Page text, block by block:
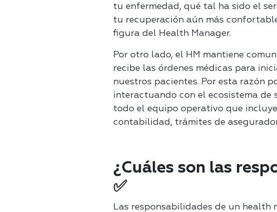
tu enfermedad, qué tal ha sido el
tu recuperación aún más
figura del Health Manager.
Por otro lado, el HM mantiene
recibe las órdenes médicas para
nuestros pacientes. Por esta razón
interactuando con el ecosistema de
todo el equipo operativo que
contabilidad, trámites de
¿Cuáles son las
✅
Las responsabilidades de un health